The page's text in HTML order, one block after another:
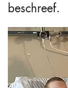
beschreef.